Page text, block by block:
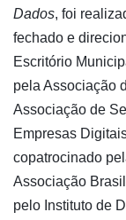
Dados, foi
fechado e
Escritório
pela Associação
Associação de
Empresas
copatrocinado
Associação
pelo Instituto de